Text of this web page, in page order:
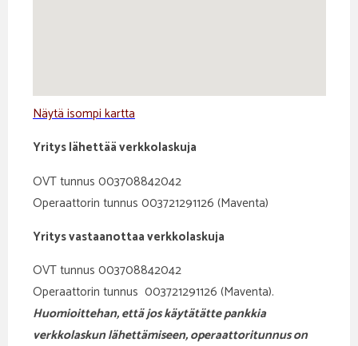
Näytä isompi kartta
Yritys lähettää verkkolaskuja
OVT tunnus 003708842042
Operaattorin tunnus 003721291126 (Maventa)
Yritys vastaanottaa verkkolaskuja
OVT tunnus 003708842042
Operaattorin tunnus 003721291126 (Maventa).
Huomioittehan, että jos käytätätte pankkia
verkkolaskun lähettämiseen, operaattoritunnus on